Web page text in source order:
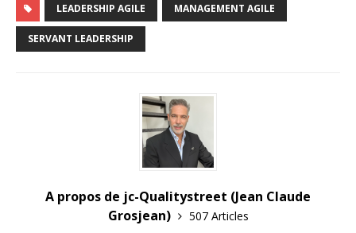
LEADERSHIP AGILE MANAGEMENT AGILE
SERVANT LEADERSHIP
A propos de jc-Qualitystreet (Jean Claude
Grosjean)
507 Articles